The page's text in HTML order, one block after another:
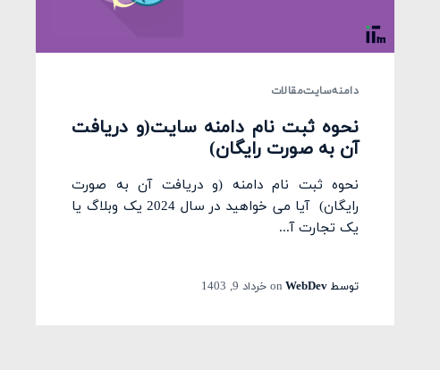
دامنهسایتمقالات
نحوه ثبت نام دامنه سایت(و دریافت
آن به صورت رایگان)
نحوه ثبت نام دامنه (و دریافت آن به صورت
رایگان) آیا می خواهید در سال 2024 یک وبلاگ یا
یک تجارت آ...
توسطWebDev
on خرداد 9, 1403